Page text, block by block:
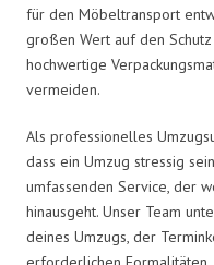
für den Möbeltransport
großen Wert auf den
hochwertige
vermeiden.
Als professionelles
dass ein Umzug stressig
umfassenden Service, der
hinausgeht. Unser Team
deines Umzugs, der